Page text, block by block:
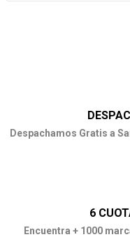
Despachamos Gratis a
6
Encuentra + 1000